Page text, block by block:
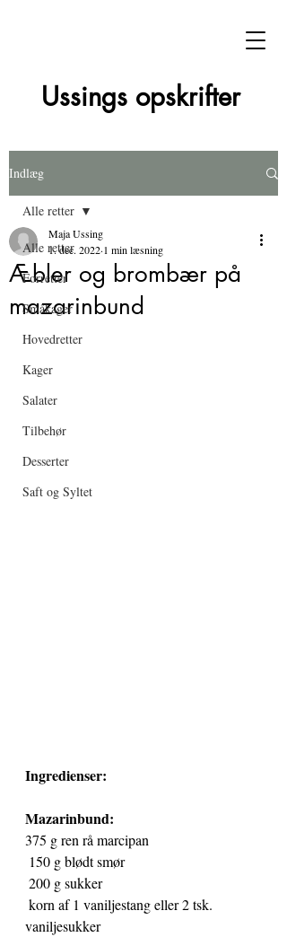
Ussings opskrifter
Indlæg
Alle retter
Forretter
Småkager
Hovedretter
Kager
Salater
Tilbehør
Desserter
Saft og Syltet
Alle retter
Æbler og brombær på
mazarinbund
Maja Ussing
1. dec. 2022 1 min læsning
Ingredienser:
Mazarinbund:
375 g ren rå marcipan
150 g blødt smør
200 g sukker
vaniljesukker